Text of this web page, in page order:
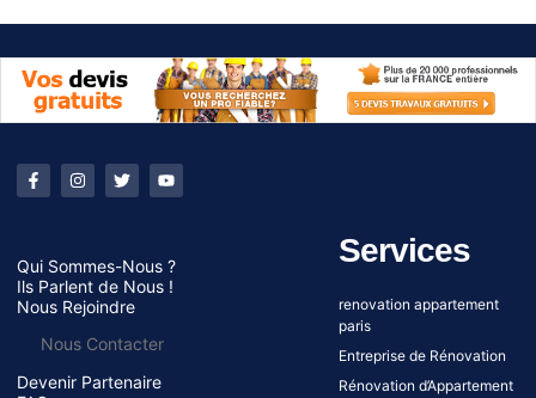
Qui Sommes-Nous ?
Ils Parlent de Nous !
Nous Rejoindre
Nous Contacter
Devenir Partenaire
Services
renovation appartement
paris
Entreprise de Rénovation
Rénovation d’Appartement